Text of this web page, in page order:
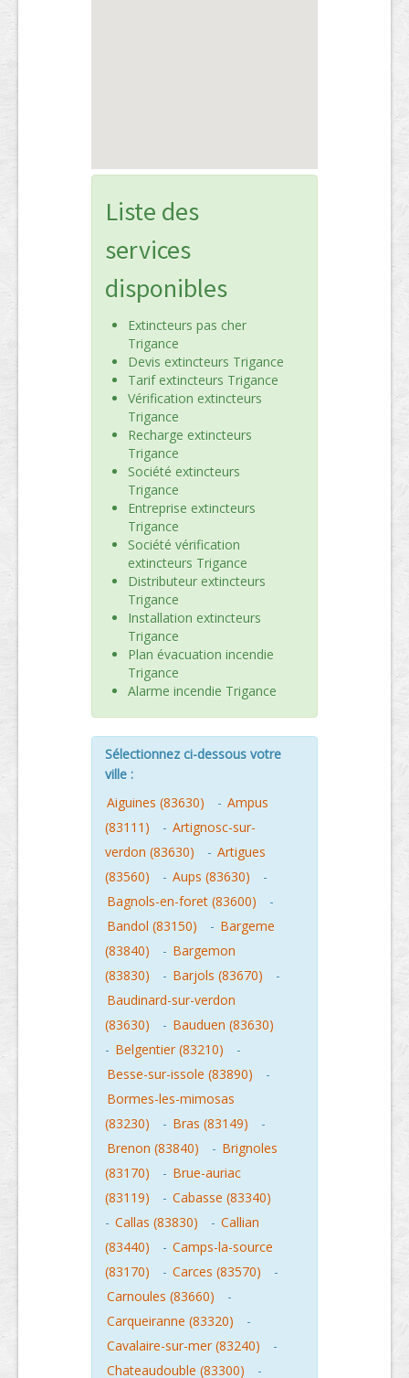
Liste des
services
disponibles
Extincteurs pas cher
Trigance
Devis extincteurs Trigance
Tarif extincteurs Trigance
Vérification extincteurs
Trigance
Recharge extincteurs
Trigance
Société extincteurs
Trigance
Entreprise extincteurs
Trigance
Société vérification
extincteurs Trigance
Distributeur extincteurs
Trigance
Installation extincteurs
Trigance
Plan évacuation incendie
Trigance
Alarme incendie Trigance
Sélectionnez ci-dessous votre
ville :
Aiguines (83630)
- Ampus
(83111)
- Artignosc-sur-
verdon (83630)
- Artigues
(83560)
- Aups (83630)
-
Bagnols-en-foret (83600)
-
Bandol (83150)
- Bargeme
(83840)
- Bargemon
(83830)
- Barjols (83670)
-
Baudinard-sur-verdon
(83630)
- Bauduen (83630)
- Belgentier (83210)
-
Besse-sur-issole (83890)
-
Bormes-les-mimosas
(83230)
- Bras (83149)
-
Brenon (83840)
- Brignoles
(83170)
- Brue-auriac
(83119)
- Cabasse (83340)
- Callas (83830) - Callian
(83440)
- Camps-la-source
(83170)
- Carces (83570)
-
Carnoules (83660)
-
Carqueiranne (83320)
-
Cavalaire-sur-mer (83240)
-
Chateaudouble (83300)
-